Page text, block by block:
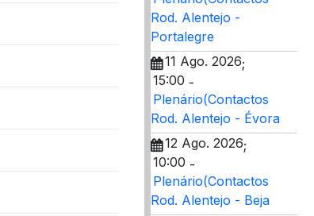
Rod. Alentejo -
Portalegre
11 Ago. 2026;
15:00 -
Plenário(Contactos
Rod. Alentejo - Évora
12 Ago. 2026;
10:00 -
Plenário(Contactos
Rod. Alentejo - Beja